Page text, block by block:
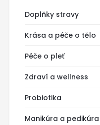
Doplňky stravy
Krása a péče o tělo
Péče o pleť
Zdraví a wellness
Probiotika
Manikúra a pedikúra